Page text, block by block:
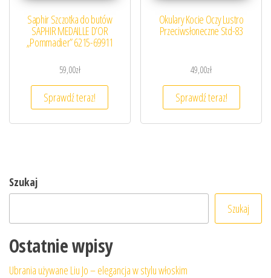
Saphir Szczotka do butów
SAPHIR MEDAILLE D’OR
„Pommadier” 6215-69911
59,00zł
Sprawdź teraz!
Okulary Kocie Oczy Lustro
Przeciwsłoneczne Std-83
49,00zł
Sprawdź teraz!
Szukaj
Szukaj
Ostatnie wpisy
Ubrania używane Liu Jo – elegancja w stylu włoskim